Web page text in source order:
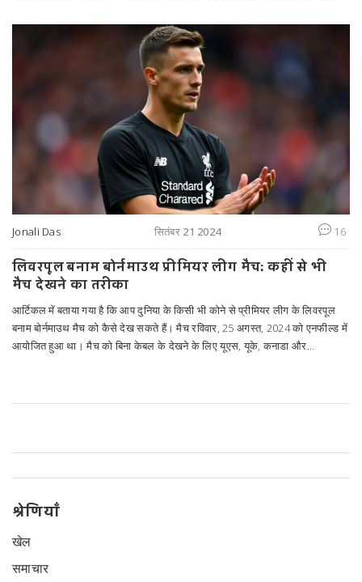
किया कि खिंचाव की चोट के कारण बुकोयो साका को बाहर रखना सही निर्णय था।
Jonali Das सितंबर 21 2024 16
लिवरपूल बनाम बोर्नमाउथ प्रीमियर लीग मैच: कहीं से भी
मैच देखने का तरीका
आर्टिकल में बताया गया है कि आप दुनिया के किसी भी कोने से प्रीमियर लीग के लिवरपूल
बनाम बोर्नमाउथ मैच को कैसे देख सकते हैं। मैच रविवार, 25 अगस्त, 2024 को एनफील्ड में
आयोजित हुआ था। मैच को बिना केबल के देखने के लिए यूएस, यूके, कनाडा और
श्रेणियाँ
खेल
समाचार